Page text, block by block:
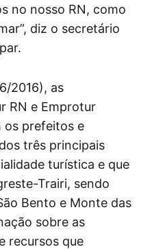
no nosso RN, como
diz o secretário
2016), as
RN e Emprotur
os prefeitos e
três principais
turística e que
Trairi, sendo
Bento e Monte das
sobre as
recursos que